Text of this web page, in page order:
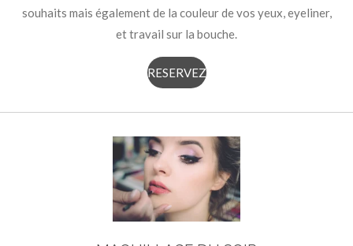
souhaits mais également de la couleur de vos yeux, eyeliner,
et travail sur la bouche.
RESERVEZ